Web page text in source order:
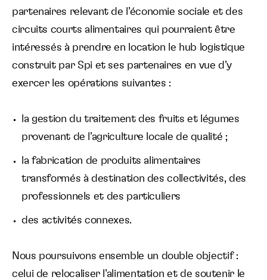
partenaires relevant de l’économie sociale et des
circuits courts alimentaires qui pourraient être
intéressés à prendre en location le hub logistique
construit par Spi et ses partenaires en vue d’y
exercer les opérations suivantes :
la gestion du traitement des fruits et légumes
provenant de l’agriculture locale de qualité ;
la fabrication de produits alimentaires
transformés à destination des collectivités, des
professionnels et des particuliers
des activités connexes.
Nous poursuivons ensemble un double objectif :
celui de relocaliser l’alimentation et de soutenir le